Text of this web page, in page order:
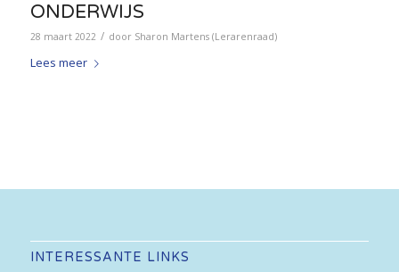
ONDERWIJS
28 maart 2022 / door Sharon Martens (Lerarenraad)
Lees meer
INTERESSANTE LINKS